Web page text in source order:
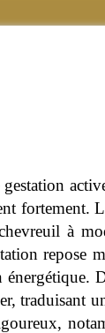
fortement.
à
repose
traduisant